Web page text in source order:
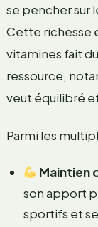
se pencher sur
Cette richesse
vitamines fait
ressource,
veut équilibré
Parmi les
Maintien
son apport
sportifs et